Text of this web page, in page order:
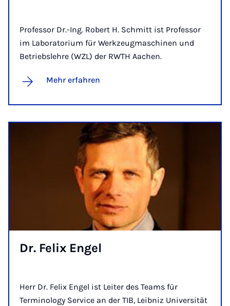
Professor Dr.-Ing. Robert H. Schmitt ist Professor
im Laboratorium für Werkzeugmaschinen und
Betriebslehre (WZL) der RWTH Aachen.
Mehr erfahren
Dr. Fe­lix En­gel
Herr Dr. Felix Engel ist Leiter des Teams für
Terminology Service an der TIB, Leibniz Universität